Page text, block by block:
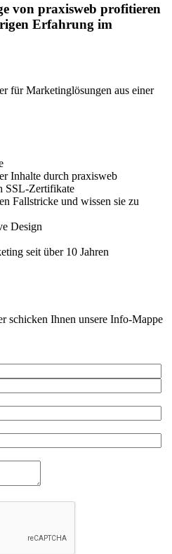
von praxisweb profitieren
Erfahrung im
für Marketinglösungen aus einer
Inhalte durch praxisweb
SSL-Zertifikate
Fallstricke und wissen sie zu
Design
seit über 10 Jahren
schicken Ihnen unsere Info-Mappe